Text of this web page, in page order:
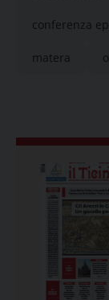
conferenza
matera